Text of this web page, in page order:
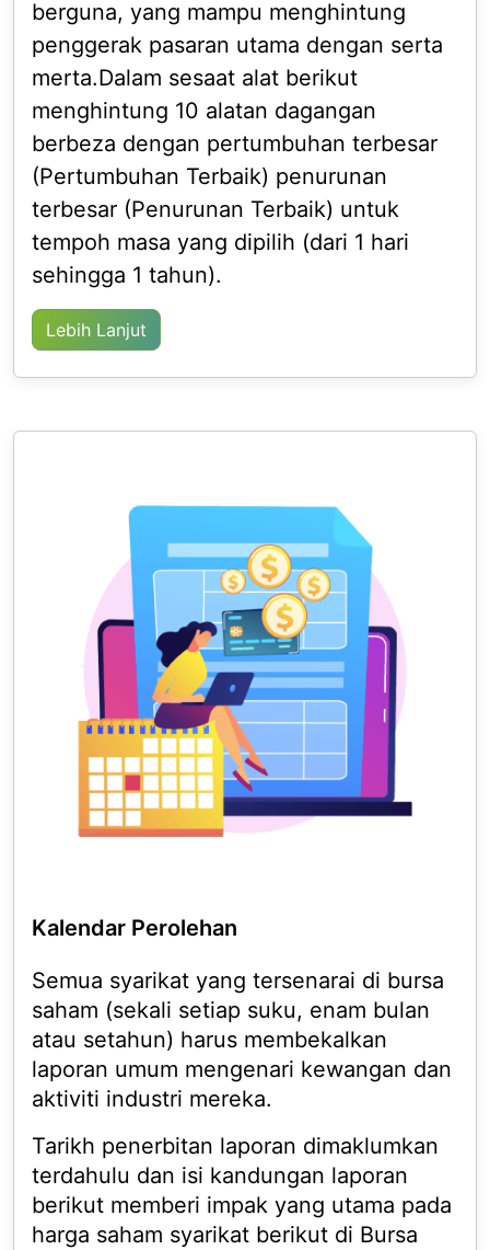
berguna, yang mampu menghintung
penggerak pasaran utama dengan serta
merta.Dalam sesaat alat berikut
menghintung 10 alatan dagangan
berbeza dengan pertumbuhan terbesar
(Pertumbuhan Terbaik) penurunan
terbesar (Penurunan Terbaik) untuk
tempoh masa yang dipilih (dari 1 hari
sehingga 1 tahun).
Lebih Lanjut
Kalendar Perolehan
Semua syarikat yang tersenarai di bursa
saham (sekali setiap suku, enam bulan
atau setahun) harus membekalkan
laporan umum mengenari kewangan dan
aktiviti industri mereka.
Tarikh penerbitan laporan dimaklumkan
terdahulu dan isi kandungan laporan
berikut memberi impak yang utama pada
harga saham syarikat berikut di Bursa